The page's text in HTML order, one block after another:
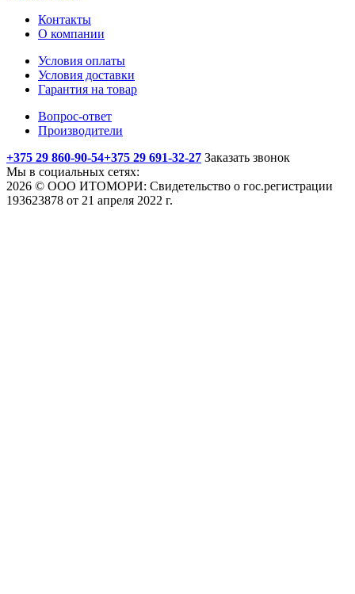
Контакты
О компании
Условия оплаты
Условия доставки
Гарантия на товар
Вопрос-ответ
Производители
+375 29 860-90-54+375 29 691-32-27 Заказать звонок
Мы в социальных сетях:
2026 © ООО ИТОМОРИ: Свидетельство о гос.регистрации
193623878 от 21 апреля 2022 г.